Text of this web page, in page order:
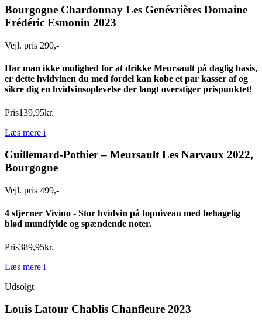
Bourgogne Chardonnay Les Genévrières Domaine
Frédéric Esmonin 2023
Vejl. pris 290,-
Har man ikke mulighed for at drikke Meursault på daglig basis,
er dette hvidvinen du med fordel kan købe et par kasser af og
sikre dig en hvidvinsoplevelse der langt overstiger prispunktet!
Pris139,95kr.
Læs mere i
Guillemard-Pothier – Meursault Les Narvaux 2022,
Bourgogne
Vejl. pris 499,-
4 stjerner Vivino - Stor hvidvin på topniveau med behagelig
blød mundfylde og spændende noter.
Pris389,95kr.
Læs mere i
Udsolgt
Louis Latour Chablis Chanfleure 2023